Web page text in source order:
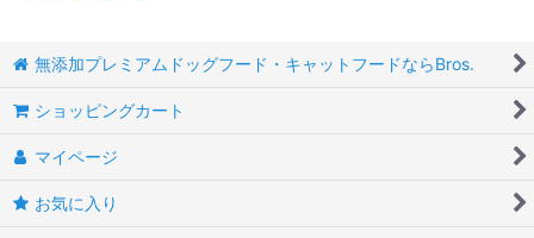
無添加プレミアムドッグフード・キャットフードならBros.
ショッピングカート
マイページ
お気に入り